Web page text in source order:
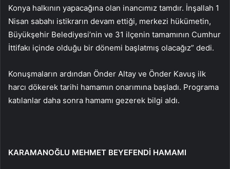
Konya halkının yapacağına olan inancımız tamdır. İnşallah 1
Nisan sabahı istikrarın devam ettiği, merkezi hükümetin,
Büyükşehir Belediyesi’nin ve 31 ilçenin tamamının Cumhur
İttifakı içinde olduğu bir dönemi başlatmış olacağız” dedi.
Konuşmaların ardından Önder Altay ve Önder Kavuş ilk
harcı dökerek tarihi hamamın onarımına başladı. Programa
katılanlar daha sonra hamamı gezerek bilgi aldı.
KARAMANOĞLU MEHMET BEYEFENDİ HAMAMI